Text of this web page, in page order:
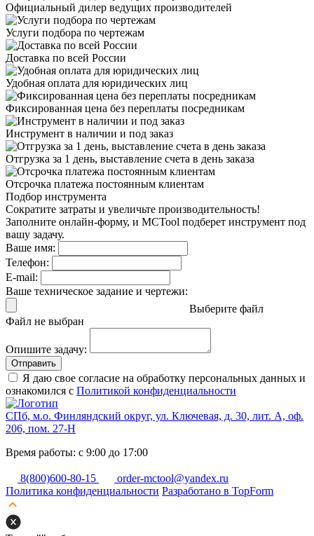
Официальный дилер ведущих производителей
Услуги подбора по чертежам
Доставка по всей России
Удобная оплата для юридических лиц
Фиксированная цена без переплаты посредникам
Инструмент в наличии и под заказ
Отгрузка за 1 день, выставление счета в день заказа
Отсрочка платежа постоянным клиентам
Подбор инструмента
Сократите затраты и увеличьте производительность!
Заполните онлайн-форму, и MCTool подберет инструмент под
вашу задачу.
Ваше имя:
Телефон:
E-mail:
Ваше техническое задание и чертежи:
Выберите файл
Файл не выбран
Опишите задачу:
Отправить
Я даю свое согласие на обработку персональных данных и
ознакомился с Политикой конфиденциальности
СПб, м.о. Финляндский округ, ул. Ключевая, д. 30, лит. А, оф.
206, пом. 27-Н
Время работы: с 9:00 до 17:00
8(800)600-80-15
order-mctool@yandex.ru
Политика конфиденциальности Разработано в TopForm